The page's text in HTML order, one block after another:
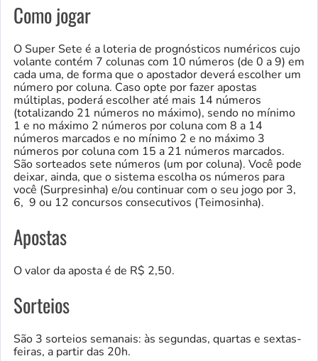
Como jogar
O Super Sete é a loteria de prognósticos numéricos cujo
volante contém 7 colunas com 10 números (de 0 a 9) em
cada uma, de forma que o apostador deverá escolher um
número por coluna. Caso opte por fazer apostas
múltiplas, poderá escolher até mais 14 números
(totalizando 21 números no máximo), sendo no mínimo
1 e no máximo 2 números por coluna com 8 a 14
números marcados e no mínimo 2 e no máximo 3
números por coluna com 15 a 21 números marcados.
São sorteados sete números (um por coluna). Você pode
deixar, ainda, que o sistema escolha os números para
você (Surpresinha) e/ou continuar com o seu jogo por 3,
6, 9 ou 12 concursos consecutivos (Teimosinha).
Apostas
O valor da aposta é de R$ 2,50.
Sorteios
São 3 sorteios semanais: às segundas, quartas e sextas-
feiras, a partir das 20h.